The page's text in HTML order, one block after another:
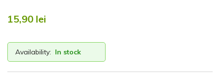
15,90 lei
Availability: In stock